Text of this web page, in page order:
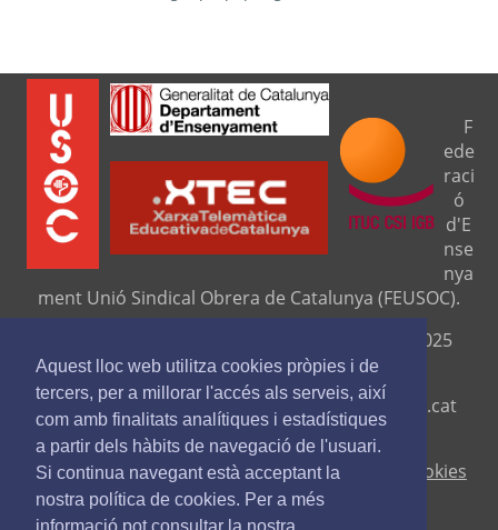
Aquest lloc web utilitza cookies pròpies i de
tercers, per a millorar l'accés als serveis, així
com amb finalitats analítiques i estadístiques
a partir dels hàbits de navegació de l'usuari.
Si continua navegant està acceptant la
nostra política de cookies. Per a més
F
ede
raci
ó
d'E
nse
nya
ment Unió Sindical Obrera de Catalunya (FEUSOC).
Seu central: C/ Travessera de Gràcia, 276 (08025
Barcelona).
Telf. 93 329 8111. Fax. 9329 84 16www.feusoc.cat
feusoc@feusoc.cat
Avís legal- Política de privacitat- Política de cookies